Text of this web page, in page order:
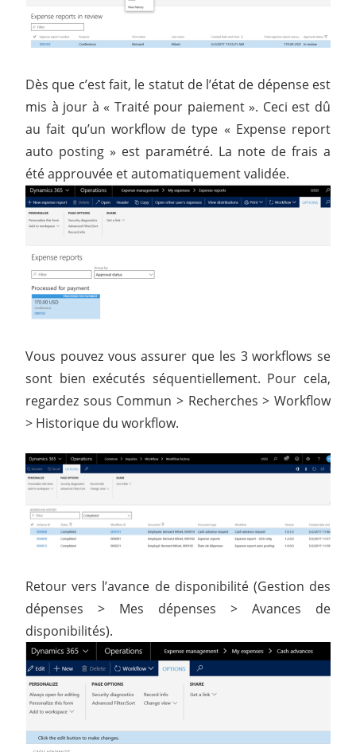
Dès que c’est fait, le statut de l’état de dépense est
mis à jour à « Traité pour paiement ». Ceci est dû
au fait qu’un workflow de type « Expense report
auto posting » est paramétré. La note de frais a
été approuvée et automatiquement validée.
Vous pouvez vous assurer que les 3 workflows se
sont bien exécutés séquentiellement. Pour cela,
regardez sous Commun > Recherches > Workflow
> Historique du workflow.
Retour vers l’avance de disponibilité (Gestion des
dépenses > Mes dépenses > Avances de
disponibilités).